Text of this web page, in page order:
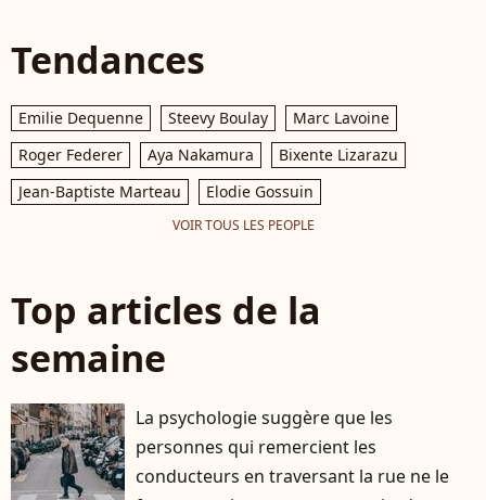
Tendances
Emilie Dequenne Steevy Boulay
Marc Lavoine
Roger Federer
Aya Nakamura
Bixente Lizarazu
Jean-Baptiste Marteau
Elodie Gossuin
VOIR TOUS LES PEOPLE
Top articles de la
semaine
La psychologie suggère que les
personnes qui remercient les
conducteurs en traversant la rue ne le